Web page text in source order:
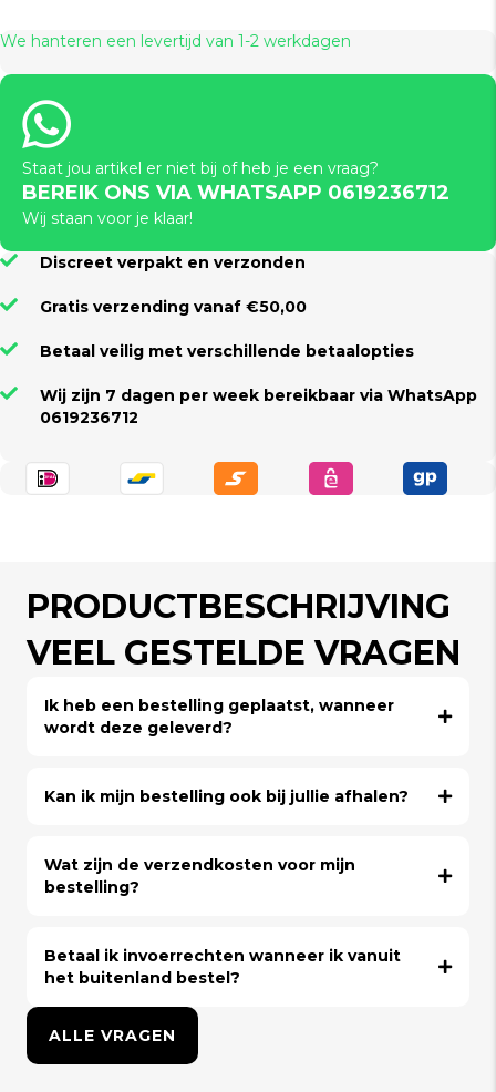
aantal
We hanteren een levertijd van 1-2 werkdagen
Staat jou artikel er niet bij of heb je een vraag?
BEREIK ONS VIA WHATSAPP 0619236712
Wij staan voor je klaar!
Discreet verpakt en verzonden
Gratis verzending vanaf €50,00
Betaal veilig met verschillende betaalopties
Wij zijn 7 dagen per week bereikbaar via WhatsApp
0619236712
PRODUCTBESCHRIJVING
VEEL GESTELDE VRAGEN
Ik heb een bestelling geplaatst, wanneer
wordt deze geleverd?
Kan ik mijn bestelling ook bij jullie afhalen?
Wat zijn de verzendkosten voor mijn
bestelling?
Betaal ik invoerrechten wanneer ik vanuit
het buitenland bestel?
ALLE VRAGEN